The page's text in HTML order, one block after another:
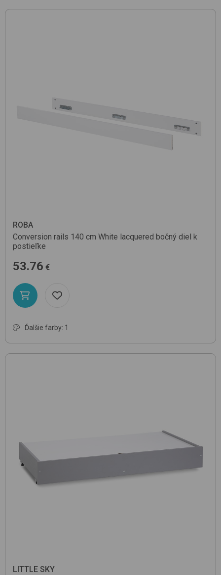
ROBA
Conversion rails 140 cm White lacquered bočný diel k
postieľke
53.76 €
Ďalšie farby: 1
LITTLE SKY